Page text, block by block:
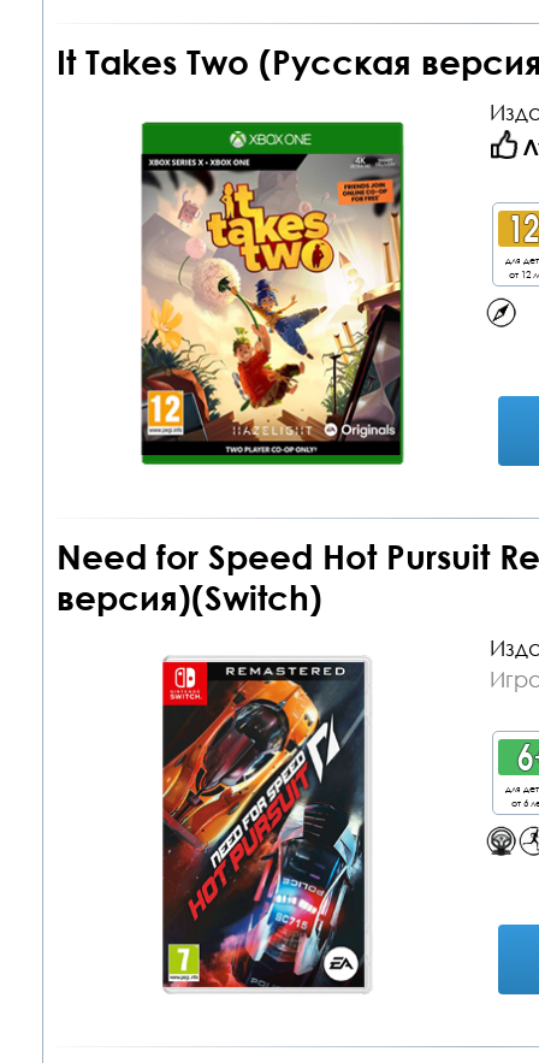
It Takes Two (Русская
для
от 12
Need for Speed Hot Pursuit
версия)(Switch)
для
от 6